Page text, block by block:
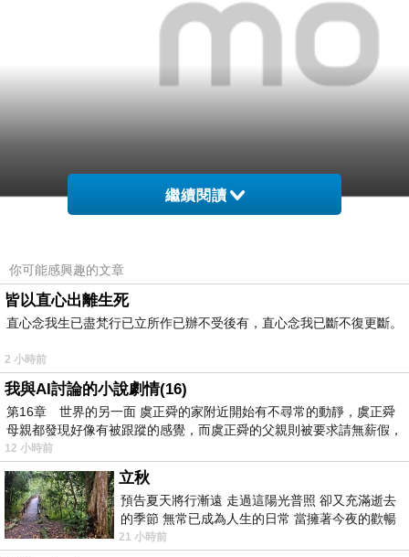
網購經驗10多年的我在想【築夢小舖】清光雲樣天
絲兩用被床包組(加大)在網路上買應該會比較便宜，
而且24小時都能買，上網慢慢挑選，慢慢比價，不
用等店家開門也不用看店員臉色，這麼方便當
然選擇在網路上購買~~
於是我也參考了其他網友【築夢小舖】清光雲樣天
絲兩用被床包組(加大)的推薦開箱文及心得分享!
繼續閱讀
你可能感興趣的文章
皆以直心出離生死
直心念我生已盡梵行已立所作已辦不受後有，直心念我已斷不復更斷。
2 小時前
我與AI討論的小說劇情(16)
第16章 世界的另一面 虞正舜的家附近開始有不尋常的動靜，虞正舜
母親都發現好像有被跟蹤的感覺，而虞正舜的父親則被要求請無薪假，
12 小時前
立秋
預告夏天將行漸遠 走過這陽光普照 卻又充滿逝去
的季節 無常已成為人生的日常 當擁著今夜的歡暢
舒心 轉眼驟成昨日 而明晨 太陽
21 小時前